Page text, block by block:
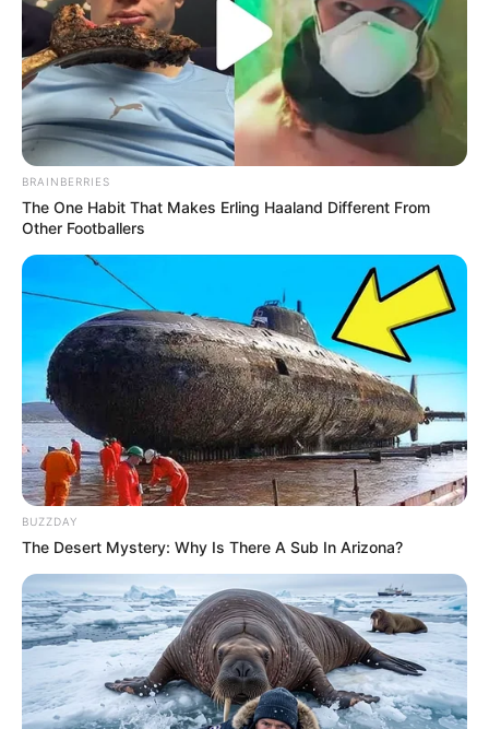
BRAINBERRIES
The One Habit That Makes Erling Haaland Different From
Other Footballers
BUZZDAY
The Desert Mystery: Why Is There A Sub In Arizona?